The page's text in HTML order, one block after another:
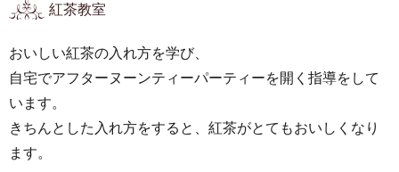
紅茶教室
おいしい紅茶の入れ方を学び、
自宅でアフターヌーンティーパーティーを開く指導をして
います。
きちんとした入れ方をすると、紅茶がとてもおいしくなり
ます。